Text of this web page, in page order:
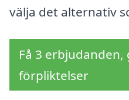
välja det alternativ
Få 3
förpliktelser